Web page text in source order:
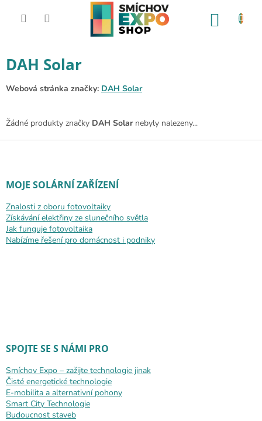
DAH Solar
Webová stránka značky: DAH Solar
Žádné produkty značky DAH Solarnebyly nalezeny...
Zápatí
MOJE SOLÁRNÍ ZAŘÍZENÍ
Znalosti z oboru fotovoltaiky
Získávání elektřiny ze slunečního světla
Jak funguje fotovoltaika
Nabízíme řešení pro domácnost i podniky
SPOJTE SE S NÁMI PRO
Smíchov Expo – zažijte technologie jinak
Čisté energetické technologie
E-mobilita a alternativní pohony
Smart City Technologie
Budoucnost staveb